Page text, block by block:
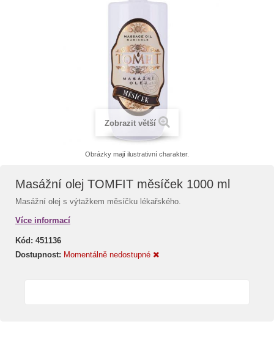
Zobrazit větší
Obrázky mají ilustrativní charakter.
Masážní olej TOMFIT měsíček 1000 ml
Masážní olej s výtažkem měsíčku lékařského.
Více informací
Kód: 451136
Dostupnost: Momentálně nedostupné